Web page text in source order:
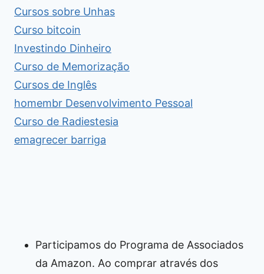
Cursos sobre Unhas
Curso bitcoin
Investindo Dinheiro
Curso de Memorização
Cursos de Inglês
homembr Desenvolvimento Pessoal
Curso de Radiestesia
emagrecer barriga
Participamos do Programa de Associados
da Amazon. Ao comprar através dos